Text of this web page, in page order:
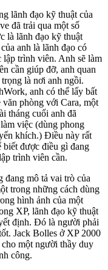
lãnh đạo kỹ thuật của
đã trải qua một số
là lãnh đạo kỹ thuật
anh là lãnh đạo có
lập trình viên. Anh sẽ làm
cần giúp đỡ, anh quan
là nơi anh ngồi.
anh có thể lấy bất
phòng với Cara, một
tháng cuối anh đã
việc (dùng phong
khích.) Điều này rất
biết được điều gì đang
trình viên cần.
đang mô tả vai trò của
trong những cách dùng
hình ảnh của một
XP, lãnh đạo kỹ thuật
định. Đó là người phải
Jack Bolles ở XP 2000
một người thầy duy
công.